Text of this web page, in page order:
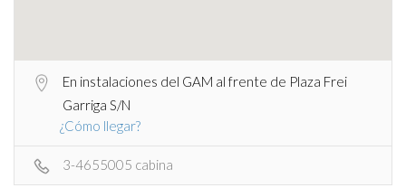
En instalaciones del GAM al frente de Plaza Frei
Garriga S/N
¿Cómo llegar?
3-4655005 cabina